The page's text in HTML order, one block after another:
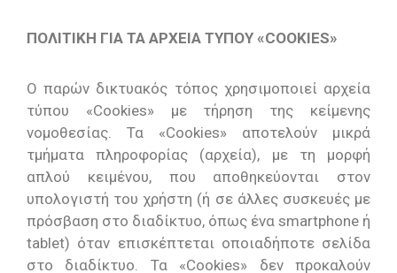
ΠΟΛΙΤΙΚΗ ΓΙΑ ΤΑ ΑΡΧΕΙΑ ΤΥΠΟΥ «COOKIES»
O παρών δικτυακός τόπος χρησιμοποιεί αρχεία
τύπου «Cookies» με τήρηση της κείμενης
νομοθεσίας. Τα «Cookies» αποτελούν μικρά
τμήματα πληροφορίας (αρχεία), με τη μορφή
απλού κειμένου, που αποθηκεύονται στον
υπολογιστή του χρήστη (ή σε άλλες συσκευές με
πρόσβαση στο διαδίκτυο, όπως ένα smartphone ή
tablet) όταν επισκέπτεται οποιαδήποτε σελίδα
στο διαδίκτυο. Τα «Cookies» δεν προκαλούν